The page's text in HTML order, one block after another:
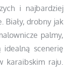
i najbardziej
Biały, drobny jak
palmy,
scenerię
karaibskim raju.